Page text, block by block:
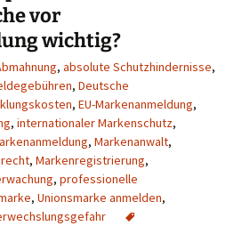
vor
wichtig?
, absolute Schutzhindernisse,
, Deutsche
, EU-Markenanmeldung,
, internationaler Markenschutz,
, Markenanwalt,
, Markenregistrierung,
, professionelle
, Unionsmarke anmelden,